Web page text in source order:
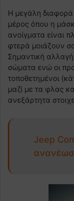
Η μεγάλη διαφορά
μέρος όπου η
ανοίγματα είναι
φτερά μοιάζουν
Σημαντική
σώματα ενώ οι
τοποθετημένοι
μαζί με τα φλας
ανεξάρτητα
Jeep